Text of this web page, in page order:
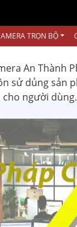
TRỌN BỘ
An Thành
sử dủng sản
người dùng.